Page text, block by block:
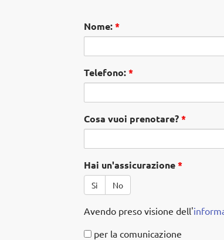
Nome:*
Telefono:*
Cosa vuoi prenotare?*
Hai un'assicurazione*
Si No
Avendo preso visione dell'
privacy
per la comunicazione